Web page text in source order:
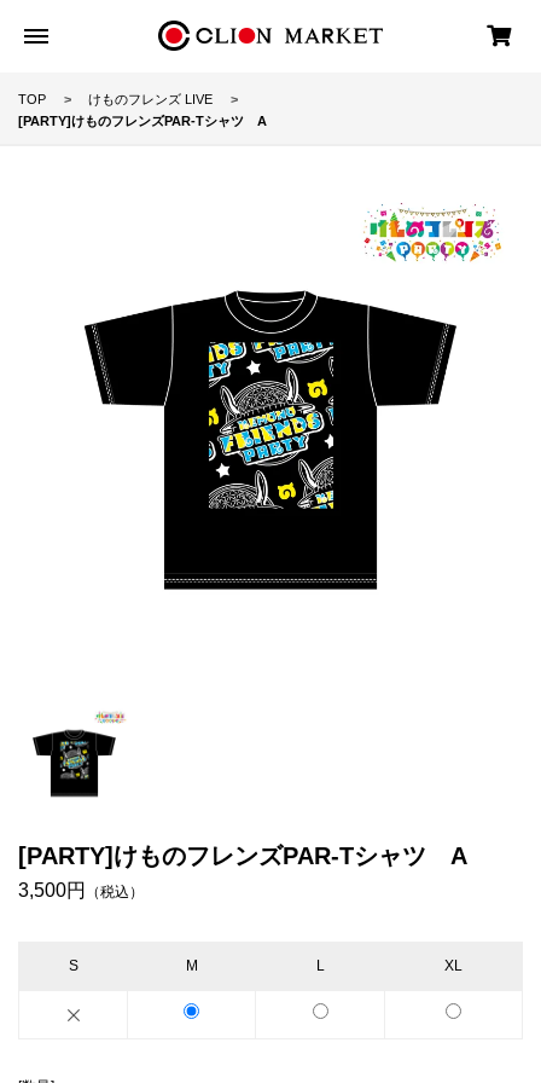
TOP
けものフレンズ LIVE
[PARTY]けものフレンズPAR-Tシャツ A
[PARTY]けものフレンズPAR-Tシャツ A
3,500円 （税込）
S M L XL